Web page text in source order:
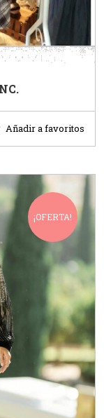
Añadir a favoritos
¡OFERTA!